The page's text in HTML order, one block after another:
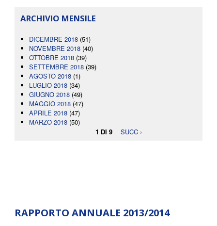
ARCHIVIO MENSILE
DICEMBRE 2018 (51)
NOVEMBRE 2018 (40)
OTTOBRE 2018 (39)
SETTEMBRE 2018 (39)
AGOSTO 2018 (1)
LUGLIO 2018 (34)
GIUGNO 2018 (49)
MAGGIO 2018 (47)
APRILE 2018 (47)
MARZO 2018 (50)
1 DI 9
SUCC ›
RAPPORTO ANNUALE 2013/2014